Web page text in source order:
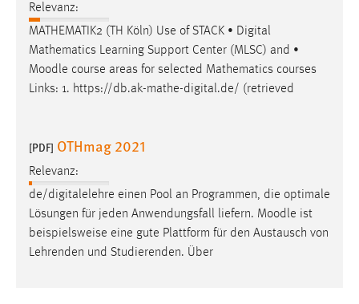
Relevanz:
MATHEMATIK2 (TH Köln) Use of STACK • Digital
Mathematics Learning Support Center (MLSC) and •
Moodle course areas for selected Mathematics courses
Links: 1. https://db.ak-mathe-digital.de/ (retrieved
[PDF] OTHmag 2021
Relevanz:
de/digitalelehre einen Pool an Programmen, die optimale
Lösungen für jeden Anwendungsfall liefern. Moodle ist
beispielsweise eine gute Plattform für den Austausch von
Lehrenden und Studierenden. Über